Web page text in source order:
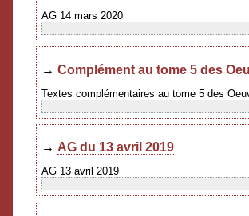
AG 14 mars 2020
→ Complément au tome 5 des
Textes complémentaires au tome 5 des
→ AG du 13 avril 2019
AG 13 avril 2019